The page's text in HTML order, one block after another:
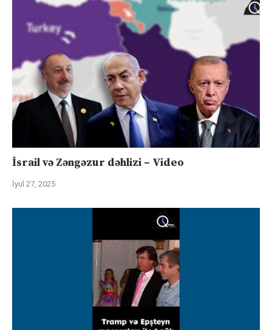
İsrail və Zəngəzur dəhlizi – Video
İyul 27, 2025